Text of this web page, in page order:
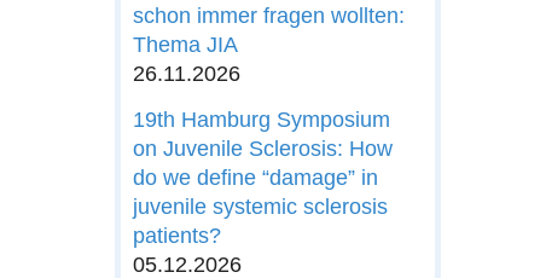
schon immer fragen wollten:
Thema JIA
26.11.2026
19th Hamburg Symposium
on Juvenile Sclerosis: How
do we define “damage” in
juvenile systemic sclerosis
patients?
05.12.2026